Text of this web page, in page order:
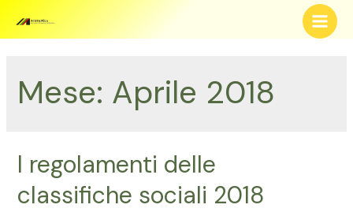
Main
Mese: Aprile 2018
I regolamenti delle
classifiche sociali 2018